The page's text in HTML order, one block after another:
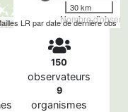
Nombre
30 km
LR par date de dernière obs
150
observateurs
9
organismes